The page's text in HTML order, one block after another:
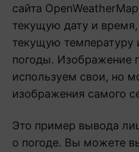
сайта
текущую дату и время,
текущую температуру
погоды. Изображение
используем свои, но
изображения самого
Это пример вывода
о погоде. Вы можете